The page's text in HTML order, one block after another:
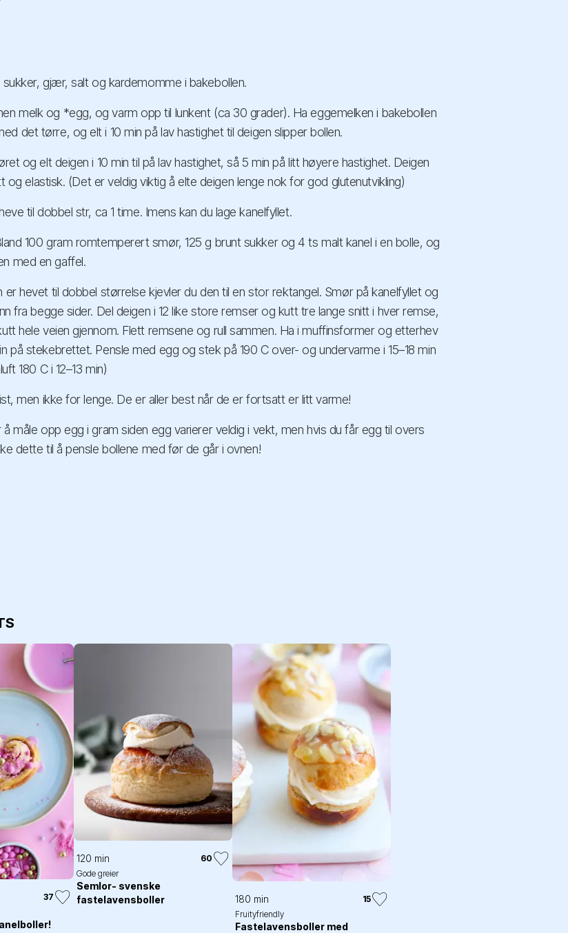
sukker, gjær, salt og kardemomme i bakebollen.
melk og *egg, og varm opp til lunkent (ca 30 grader). Ha eggemelken i bakebollen
det tørre, og elt i 10 min på lav hastighet til deigen slipper bollen.
og elt deigen i 10 min til på lav hastighet, så 5 min på litt høyere hastighet. Deigen
og elastisk. (Det er veldig viktig å elte deigen lenge nok for god glutenutvikling)
til dobbel str, ca 1 time. Imens kan du lage kanelfyllet.
100 gram romtemperert smør, 125 g brunt sukker og 4 ts malt kanel i en bolle, og
med en gaffel.
er hevet til dobbel størrelse kjevler du den til en stor rektangel. Smør på kanelfyllet og
fra begge sider. Del deigen i 12 like store remser og kutt tre lange snitt i hver remse,
hele veien gjennom. Flett remsene og rull sammen. Ha i muffinsformer og etterhev
på stekebrettet. Pensle med egg og stek på 190 C over- og undervarme i 15–18 min
180 C i 12–13 min)
men ikke for lenge. De er aller best når de er fortsatt er litt varme!
å måle opp egg i gram siden egg varierer veldig i vekt, men hvis du får egg til overs
dette til å pensle bollene med før de går i ovnen!
37
120 min
60
Gode greier
Semlor- svenske
fastelavensboller
180 min
15
Fruityfriendly
Fastelavensboller med